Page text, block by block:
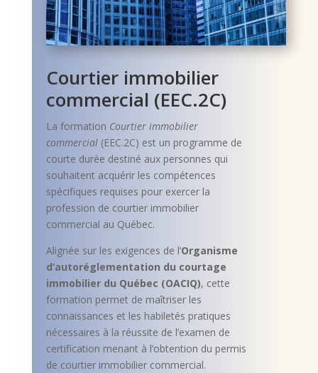
Courtier immobilier
commercial (EEC.2C)
La formation Courtier immobilier
commercial(EEC.2C) est un programme de
courte durée destiné aux personnes qui
souhaitent acquérir les compétences
spécifiques requises pour exercer la
profession de courtier immobilier
commercial au Québec.
Alignée sur les exigences de l’Organisme
d’autoréglementation du courtage
immobilier du Québec (OACIQ), cette
formation permet de maîtriser les
connaissances et les habiletés pratiques
nécessaires à la réussite de l’examen de
certification menant à l’obtention du permis
de courtier immobilier commercial.